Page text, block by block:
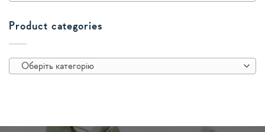
Product categories
Оберіть категорію